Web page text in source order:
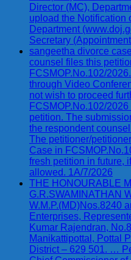
Director (MC),
upload the Notification
Department
Secretary
sangeetha divorce
counsel files this
FCSMOP.No.102/
through Video
not wish to proceed
FCSMOP.No.102/
petition. The
the respondent
The petitioner/
Case in
fresh petition in future,
allowed. 1A/7/2026
THE HONOURABLE
G.R.SWAMINATHAN
W.M.P.(MD)Nos.8240
Enterprises,
Kumar Rajendran,
Manikattipottal, Pottal
District – 629 501. …